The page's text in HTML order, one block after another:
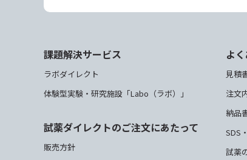
課題解決サービス
ラボダイレクト
体験型実験・研究施設「Labo（ラボ）」
試薬ダイレクトのご注文にあたって
販売方針
よ
見積
注文
納品
SDS
試薬